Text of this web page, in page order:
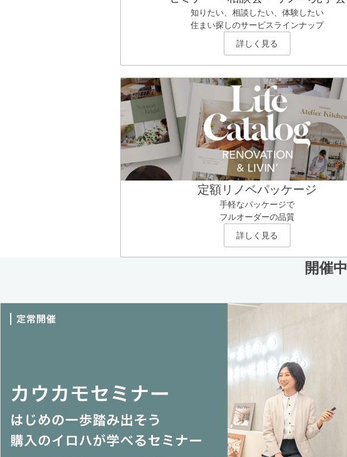
知りたい、相談したい、体験したい
住まい探しのサービスラインナップ
詳しく見る
定額リノベパッケージ
手軽なパッケージで
フルオーダーの品質
詳しく見る
開催